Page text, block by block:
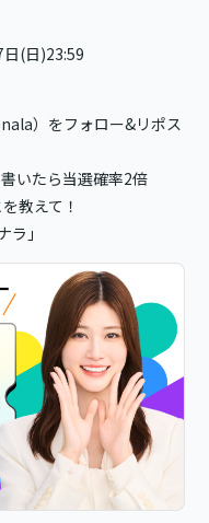
(日)23:59
）をフォロー&リポス
いたら当選確率2倍
教えて！
」